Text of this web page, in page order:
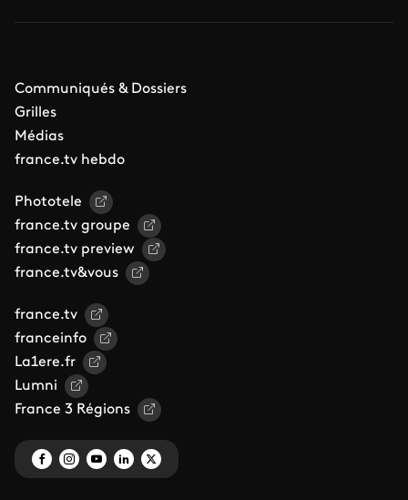
Communiqués & Dossiers
Grilles
Médias
france.tv hebdo
Phototele
france.tv groupe
france.tv preview
france.tv&vous
france.tv
franceinfo
La1ere.fr
Lumni
France 3 Régions